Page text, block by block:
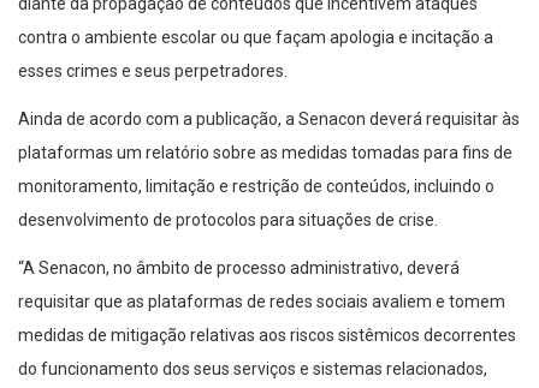
diante da propagação de conteúdos que incentivem ataques
contra o ambiente escolar ou que façam apologia e incitação a
esses crimes e seus perpetradores.
Ainda de acordo com a publicação, a Senacon deverá requisitar às
plataformas um relatório sobre as medidas tomadas para fins de
monitoramento, limitação e restrição de conteúdos, incluindo o
desenvolvimento de protocolos para situações de crise.
“A Senacon, no âmbito de processo administrativo, deverá
requisitar que as plataformas de redes sociais avaliem e tomem
medidas de mitigação relativas aos riscos sistêmicos decorrentes
do funcionamento dos seus serviços e sistemas relacionados,